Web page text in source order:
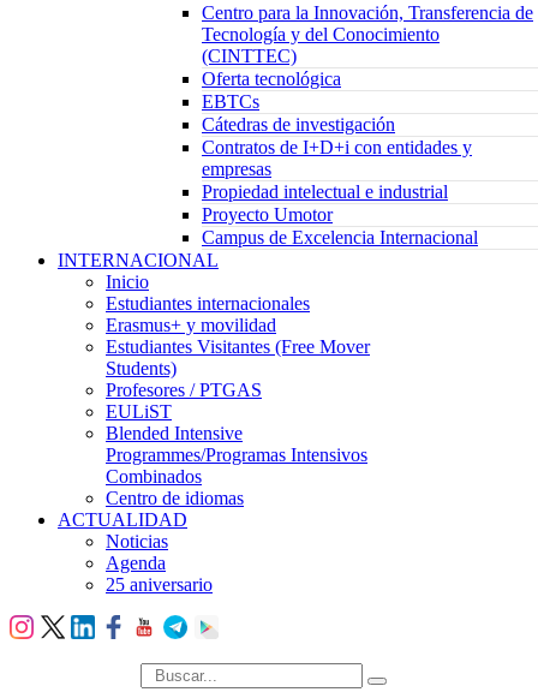
Centro para la Innovación, Transferencia de
Tecnología y del Conocimiento
(CINTTEC)
Oferta tecnológica
EBTCs
Cátedras de investigación
Contratos de I+D+i con entidades y
empresas
Propiedad intelectual e industrial
Proyecto Umotor
Campus de Excelencia Internacional
INTERNACIONAL
Inicio
Estudiantes internacionales
Erasmus+ y movilidad
Estudiantes Visitantes (Free Mover
Students)
Profesores / PTGAS
EULiST
Blended Intensive
Programmes/Programas Intensivos
Combinados
Centro de idiomas
ACTUALIDAD
Noticias
Agenda
25 aniversario
búsqueda